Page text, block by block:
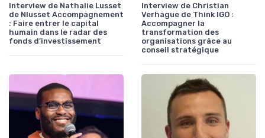
Interview de Nathalie Lusset
de Nlusset Accompagnement
: Faire entrer le capital
humain dans le radar des
fonds d’investissement
Interview de Christian
Verhague de Think IGO :
Accompagner la
transformation des
organisations grâce au
conseil stratégique